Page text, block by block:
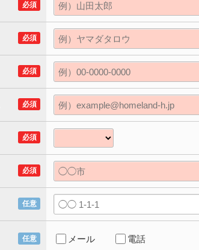
必須
必須
必須
必須
必須
必須
任意
任意 メール 電話